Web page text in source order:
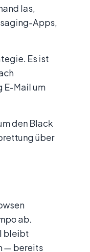
las,
Apps,
Es ist
E-Mail um
den Black
über
ab.
bleibt
— bereits